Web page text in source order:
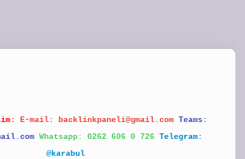
E-mail: backlinkpaneli@gmail.com Teams:
Whatsapp: 0262 606 0 726 Telegram:
@karabul